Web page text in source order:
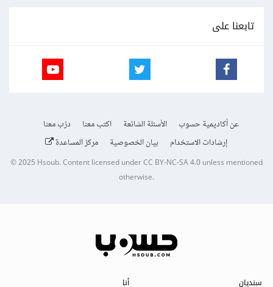
تابعنا على
عن أكاديمية حسوب الأسئلة الشائعة اكتب معنا
درّب معنا
إرشادات الاستخدام
بيان الخصوصية مركز المساعدة
© 2025Hsoub.Content licensed underCC BY-NC-SA 4.0unless mentioned
otherwise.